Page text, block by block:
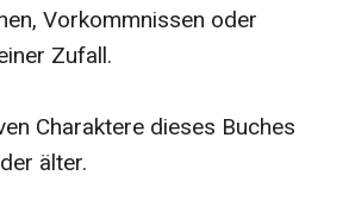
Vorkommnissen oder
Zufall.
Charaktere dieses Buches
älter.